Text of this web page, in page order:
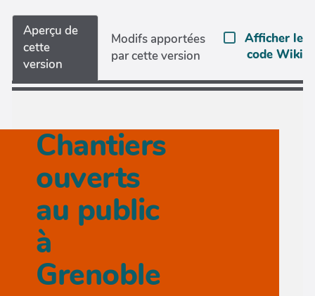
Aperçu de
cette
version
Modifs apportées
par cette version
Afficher le
code Wiki
Chantiers
ouverts
au public
à
Grenoble